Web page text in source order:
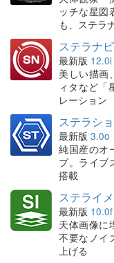
ッチな星図
も、ステラ
ステラナ
最新版 12.0i
美しい描画
ィタなど「
レーション
ステラシ
最新版 3.0o
純国産のオ
プ。ライブ
搭載
ステライ
最新版 10.0f
天体画像に
不要なノイ
上げる